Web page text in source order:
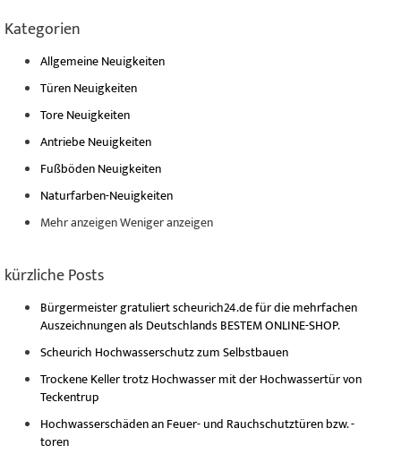
Kategorien
Allgemeine Neuigkeiten
Türen Neuigkeiten
Tore Neuigkeiten
Antriebe Neuigkeiten
Fußböden Neuigkeiten
Naturfarben-Neuigkeiten
Mehr anzeigenWeniger anzeigen
kürzliche Posts
Bürgermeister gratuliert scheurich24.de für die mehrfachen
Auszeichnungen als Deutschlands BESTEM ONLINE-SHOP.
Scheurich Hochwasserschutz zum Selbstbauen
Trockene Keller trotz Hochwasser mit der Hochwassertür von
Teckentrup
Hochwasserschäden an Feuer- und Rauchschutztüren bzw. -
toren